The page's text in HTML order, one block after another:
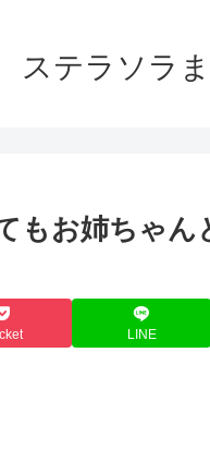
ステラソラ
もお姉ちゃん
LINE